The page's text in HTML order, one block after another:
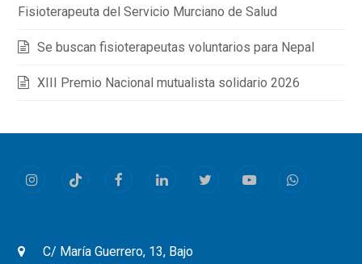
Fisioterapeuta del Servicio Murciano de Salud
Se buscan fisioterapeutas voluntarios para Nepal
XIII Premio Nacional mutualista solidario 2026
InstagramTiktok FacebookLinkedInTwitterYoutubeWhatsapp
C/ María Guerrero, 13, Bajo